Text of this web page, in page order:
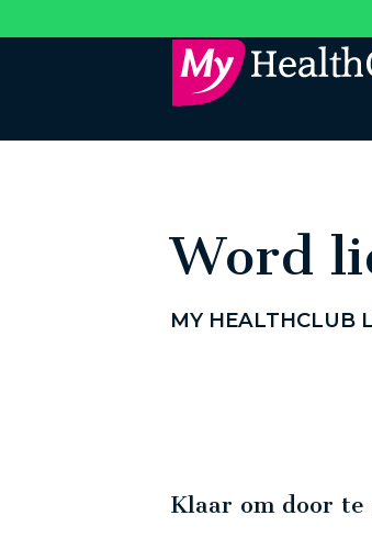
Word
MY HEALTHCLUB
Klaar om door te